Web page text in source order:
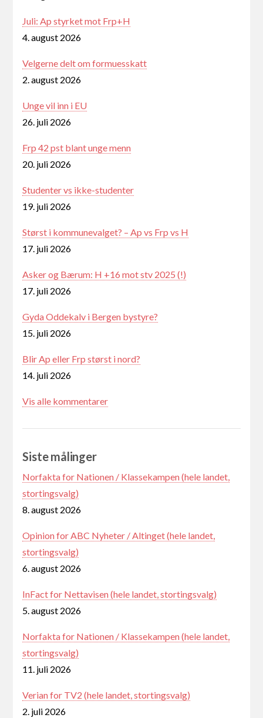
Juli: Ap styrket mot Frp+H
4. august 2026
Velgerne delt om formuesskatt
2. august 2026
Unge vil inn i EU
26. juli 2026
Frp 42 pst blant unge menn
20. juli 2026
Studenter vs ikke-studenter
19. juli 2026
Størst i kommunevalget? – Ap vs Frp vs H
17. juli 2026
Asker og Bærum: H +16 mot stv 2025 (!)
17. juli 2026
Gyda Oddekalv i Bergen bystyre?
15. juli 2026
Blir Ap eller Frp størst i nord?
14. juli 2026
Vis alle kommentarer
Siste målinger
Norfakta for Nationen / Klassekampen (hele landet,
stortingsvalg)
8. august 2026
Opinion for ABC Nyheter / Altinget (hele landet,
stortingsvalg)
6. august 2026
InFact for Nettavisen (hele landet, stortingsvalg)
5. august 2026
Norfakta for Nationen / Klassekampen (hele landet,
stortingsvalg)
11. juli 2026
Verian for TV2 (hele landet, stortingsvalg)
2. juli 2026